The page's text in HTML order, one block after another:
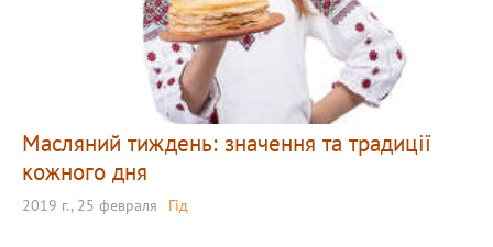
Масляний тиждень: значення та традиції
кожного дня
2019 г., 25 февраля Гід